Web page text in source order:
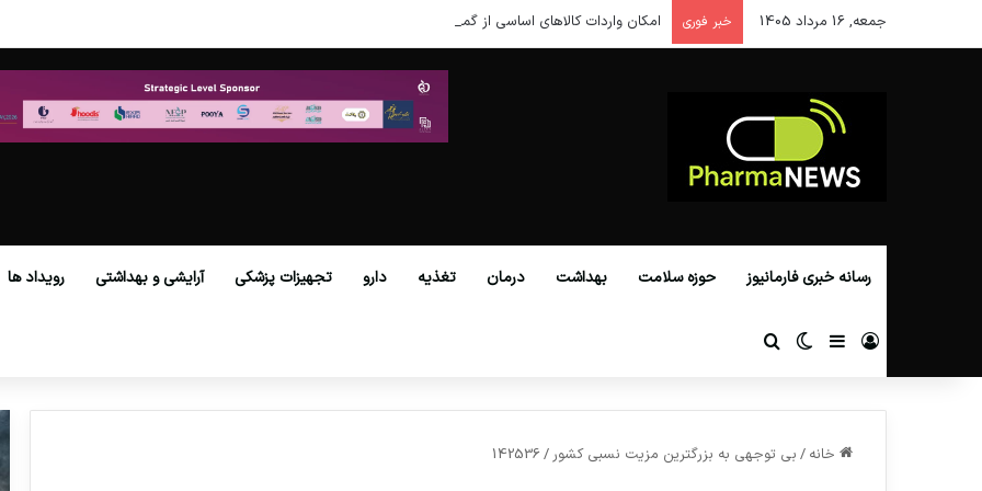
جمعه, 16 مرداد 1405 خبر فوری امکان واردات کالاهای اساسی از گمرکات همه استان‌ها فراهم شد.
رسانه خبری فارمانیوز حوزه سلامت بهداشت درمان تغذیه دارو تجهیزات پزشکی آرایشی و بهداشتی رویداد ها
ورود سایدبارتغییر پوسته
خانه / بی توجهی به بزرگترین مزیت نسبی کشور/
142536